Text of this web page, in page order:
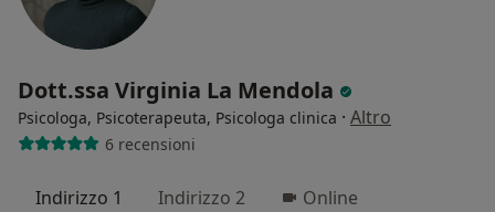
Dott.ssa Virginia La Mendola
Psicologa, Psicoterapeuta, Psicologa clinica · Altro
6 recensioni
Indirizzo 1 Indirizzo 2 Online